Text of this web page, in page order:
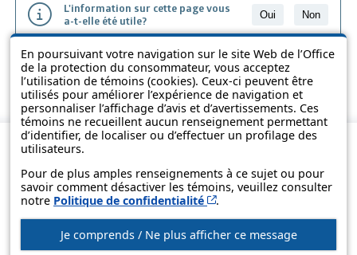
En poursuivant votre navigation sur le site Web de l’Office
de la protection du consommateur, vous acceptez
l’utilisation de témoins (cookies). Ceux-ci peuvent être
utilisés pour améliorer l’expérience de navigation et
personnaliser l’affichage d’avis et d’avertissements. Ces
témoins ne recueillent aucun renseignement permettant
d’identifier, de localiser ou d’effectuer un profilage des
utilisateurs.
Pour de plus amples renseignements à ce sujet ou pour
savoir comment désactiver les témoins, veuillez consulter
notre Politique de confidentialité Cet hyperlien s’ouvrira
.
Je comprends / Ne plus afficher ce message
L'information sur cette page vous
a-t-elle été utile?
Oui Non
L'information présentée dans cette page a été vulgarisée pour en
favoriser la compréhension. Elle ne remplace pas les textes des lois
et des règlements.